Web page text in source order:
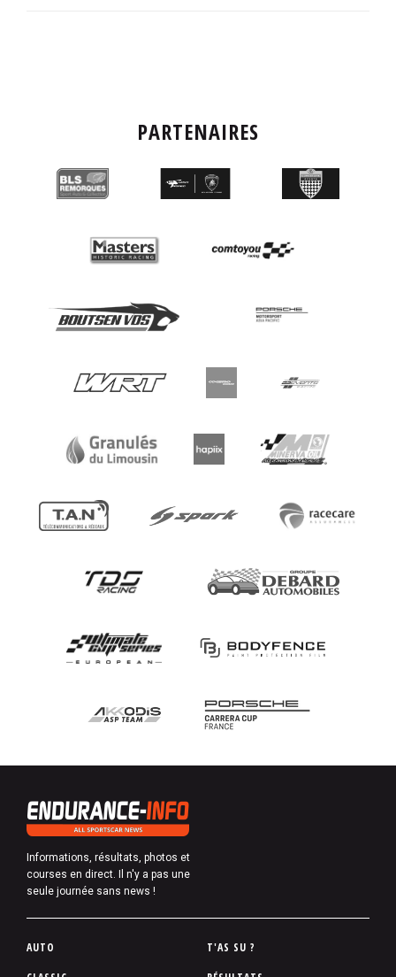
PARTENAIRES
Informations, résultats, photos et
courses en direct. Il n'y a pas une
seule journée sans news !
P
AUTO
T'AS SU ?